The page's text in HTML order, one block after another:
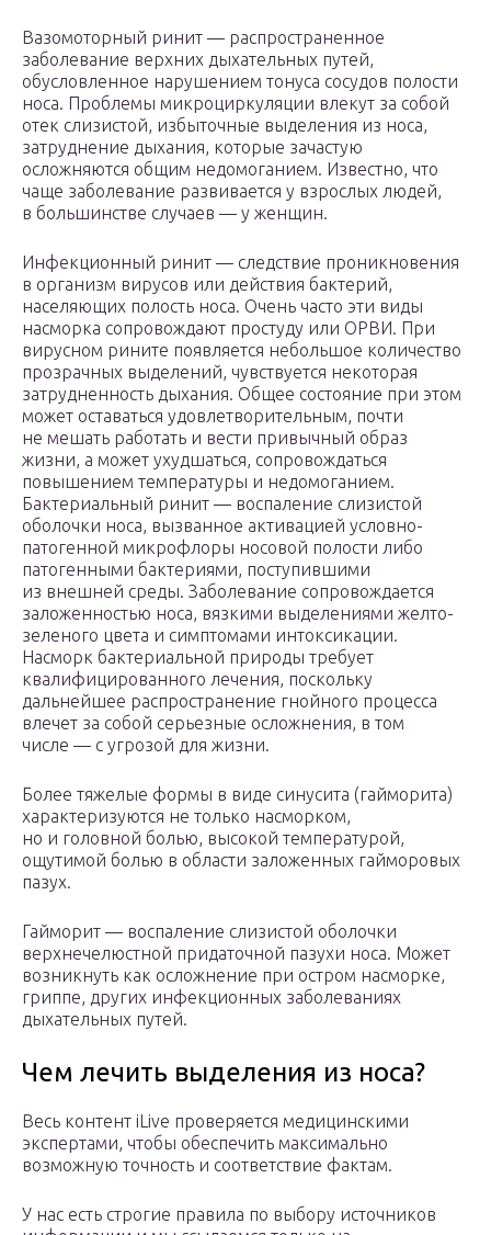
Вазомоторный ринит — распространенное
заболевание верхних дыхательных путей,
обусловленное нарушением тонуса сосудов полости
носа. Проблемы микроциркуляции влекут за собой
отек слизистой, избыточные выделения из носа,
затруднение дыхания, которые зачастую
осложняются общим недомоганием. Известно, что
чаще заболевание развивается у взрослых людей,
в большинстве случаев — у женщин.
Инфекционный ринит — следствие проникновения
в организм вирусов или действия бактерий,
населяющих полость носа. Очень часто эти виды
насморка сопровождают простуду или ОРВИ. При
вирусном рините появляется небольшое количество
прозрачных выделений, чувствуется некоторая
затрудненность дыхания. Общее состояние при этом
может оставаться удовлетворительным, почти
не мешать работать и вести привычный образ
жизни, а может ухудшаться, сопровождаться
повышением температуры и недомоганием.
Бактериальный ринит — воспаление слизистой
оболочки носа, вызванное активацией условно-
патогенной микрофлоры носовой полости либо
патогенными бактериями, поступившими
из внешней среды. Заболевание сопровождается
заложенностью носа, вязкими выделениями желто-
зеленого цвета и симптомами интоксикации.
Насморк бактериальной природы требует
квалифицированного лечения, поскольку
дальнейшее распространение гнойного процесса
влечет за собой серьезные осложнения, в том
числе — с угрозой для жизни.
Более тяжелые формы в виде синусита (гайморита)
характеризуются не только насморком,
но и головной болью, высокой температурой,
ощутимой болью в области заложенных гайморовых
пазух.
Гайморит — воспаление слизистой оболочки
верхнечелюстной придаточной пазухи носа. Может
возникнуть как осложнение при остром насморке,
гриппе, других инфекционных заболеваниях
дыхательных путей.
Чем лечить выделения из носа?
Весь контент iLive проверяется медицинскими
экспертами, чтобы обеспечить максимально
возможную точность и соответствие фактам.
У нас есть строгие правила по выбору источников